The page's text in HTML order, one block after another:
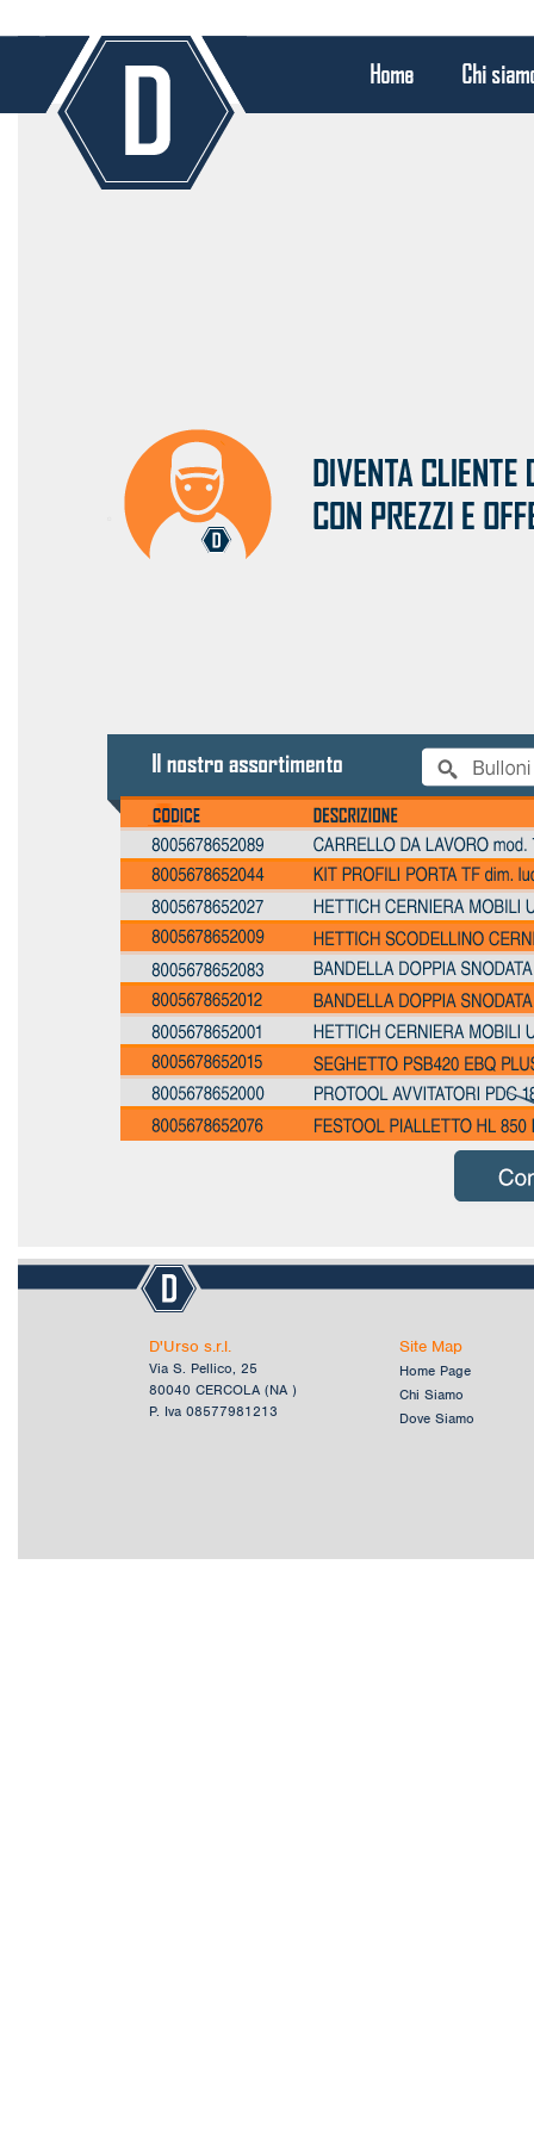
Home Chi
D'Urso s.r.l.
Via S. Pellico, 25
80040 CERCOLA (NA )
P. Iva 08577981213
Site Map
Home Page
Chi Siamo
Dove Siamo